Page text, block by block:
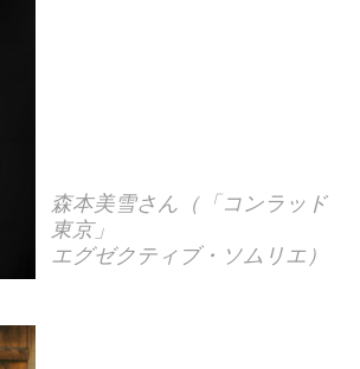
森本美雪さん（「コンラッド
東京」
エグゼクティブ・ソムリエ）